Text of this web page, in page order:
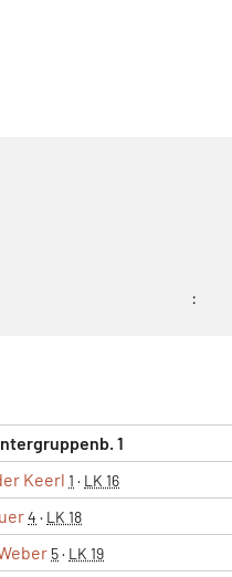
:
1
Keerl 1 · LK 16
4 · LK 18
5· LK 19